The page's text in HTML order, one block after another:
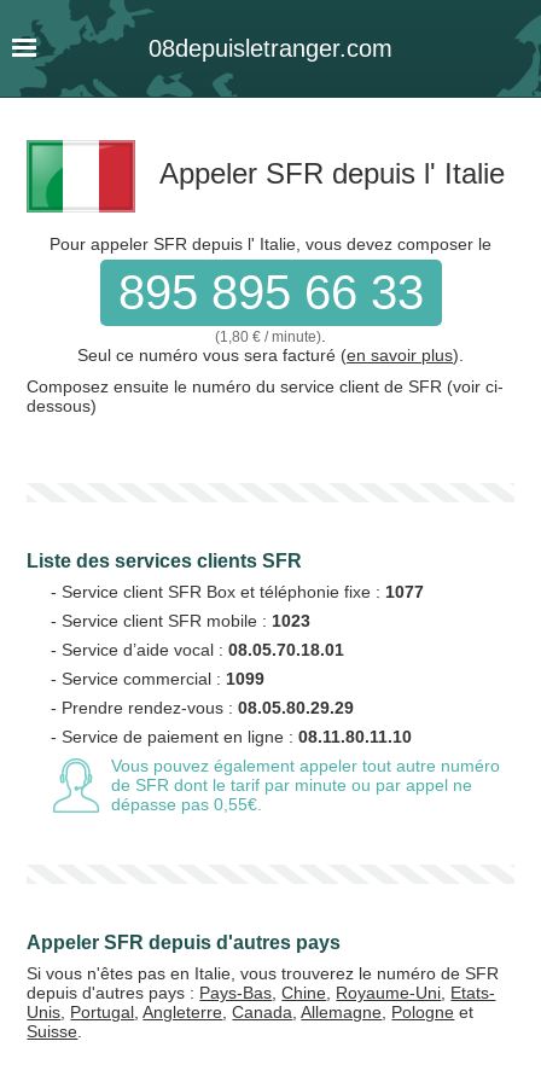
08depuisletranger.com
Appeler SFR depuis l' Italie
Pour appeler SFR depuis l' Italie, vous devez composer le
895 895 66 33
(1,80 € / minute)
Seul ce numéro vous sera facturé (en savoir plus).
Composez ensuite le numéro du service client de SFR (voir ci-
dessous)
Liste des services clients SFR
- Service client SFR Box et téléphonie fixe : 1077
- Service client SFR mobile : 1023
- Service d’aide vocal :08.05.70.18.01
- Service commercial : 1099
- Prendre rendez-vous :08.05.80.29.29
- Service de paiement en ligne :08.11.80.11.10
Vous pouvez également appeler tout autre numéro
de SFR dont le tarif par minute ou par appel ne
dépasse pas 0,55€.
Appeler SFR depuis d'autres pays
Si vous n'êtes pas en Italie, vous trouverez le numéro de SFR
depuis d'autres pays : Pays-Bas ,Chine Royaume-Uni Etats-
Unis Portugal ,Angleterre ,Canada ,Allemagne Pologne et
Suisse